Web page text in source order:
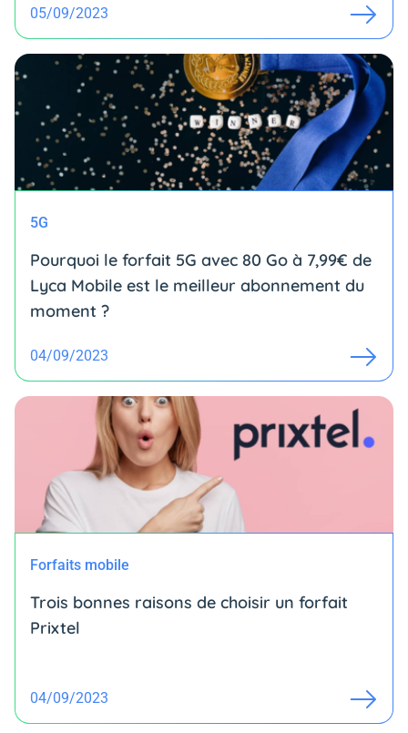
05/09/2023
5G
Pourquoi le forfait 5G avec 80 Go à 7,99€ de
Lyca Mobile est le meilleur abonnement du
moment ?
04/09/2023
Forfaits mobile
Trois bonnes raisons de choisir un forfait
Prixtel
04/09/2023